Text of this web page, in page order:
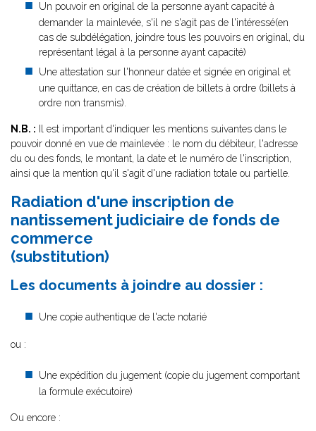
Un pouvoir en original de la personne ayant capacité à
demander la mainlevée, s'il ne s'agit pas de l'intéressé(en
cas de subdélégation, joindre tous les pouvoirs en original, du
représentant légal à la personne ayant capacité)
Une attestation sur l'honneur datée et signée en original et
une quittance, en cas de création de billets à ordre (billets à
ordre non transmis).
N.B. : Il est important d'indiquer les mentions suivantes dans le
pouvoir donné en vue de mainlevée : le nom du débiteur, l'adresse
du ou des fonds, le montant, la date et le numéro de l'inscription,
ainsi que la mention qu'il s'agit d'une radiation totale ou partielle.
Radiation d'une inscription de
nantissement judiciaire de fonds de
commerce
(substitution)
Les documents à joindre au dossier :
Une copie authentique de l'acte notarié
ou :
Une expédition du jugement (copie du jugement comportant
la formule exécutoire)
Ou encore :